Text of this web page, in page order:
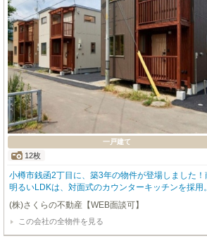
一戸建て
12枚
小樽市銭函2丁目に、築3年の物件が登場しました
明るいLDKは、対面式のカウンターキッチンを採用
弾む、開放的な設計です。2LDKの間取りには、ゆ
ローゼットを完備。収納力も高く、お部屋をスッキ
場は2台分確保しており、来客時やセカンドカーの
宅街に位置しながら、JR「銭函」駅まで徒歩13分
(株)さくらの不動産【WEB面談可】
この会社の全物件を見る